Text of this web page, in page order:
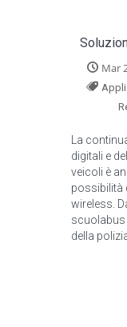
Mar
La
digitali e
veicoli è
possibilità
wireless.
scuolabus
della